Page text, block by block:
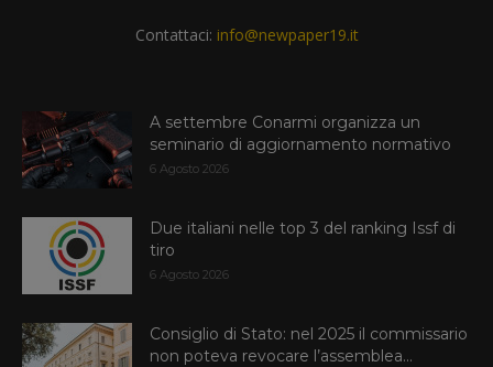
Contattaci: info@newpaper19.it
A settembre Conarmi organizza un
seminario di aggiornamento normativo
6 Agosto 2026
Due italiani nelle top 3 del ranking Issf di
tiro
6 Agosto 2026
Consiglio di Stato: nel 2025 il commissario
non poteva revocare l’assemblea...